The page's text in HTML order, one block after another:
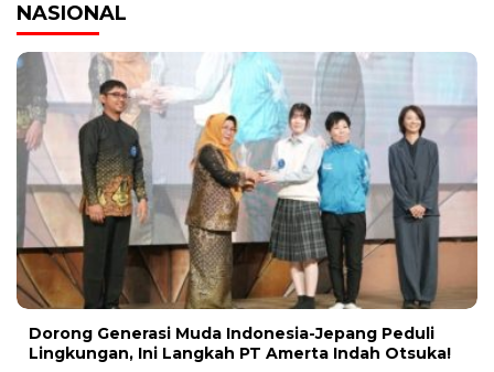
NASIONAL
Dorong Generasi Muda Indonesia-Jepang Peduli
Lingkungan, Ini Langkah PT Amerta Indah Otsuka!